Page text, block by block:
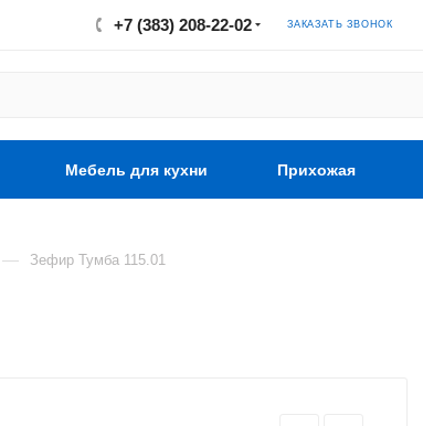
+7 (383) 208-22-02 ЗАКАЗАТЬ ЗВОНОК
Мебель для кухни Прихожая
— Зефир Тумба 115.01